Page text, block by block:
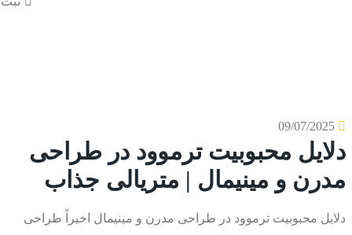
09/07/2025
دلایل محبوبیت ترموود در طراحی
مدرن و مینیمال | متریالی جذاب
دلایل محبوبیت ترموود در طراحی مدرن و مینیمال اخیراً طراحی